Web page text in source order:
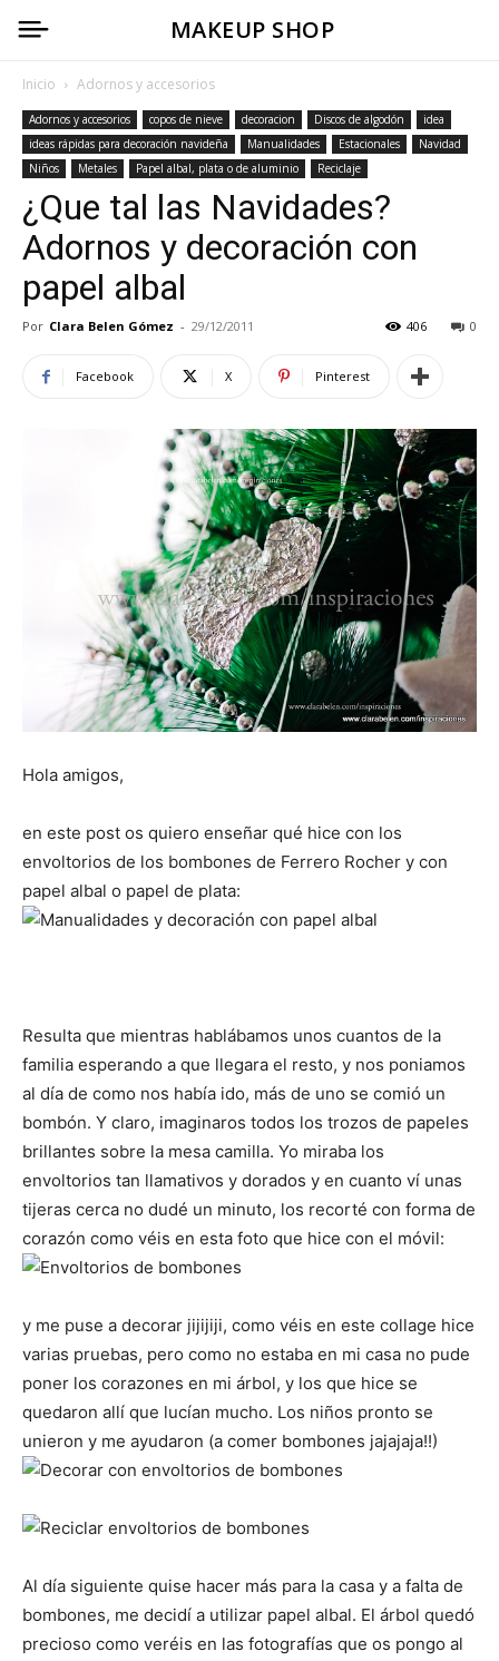
MAKEUP SHOP
Inicio Adornos y accesorios
Adornos y accesorios copos de nieve decoracion Discos de algodón
idea
ideas rápidas para decoración navideña
Manualidades Estacionales
Navidad
Niños
Metales Papel albal, plata o de aluminio Reciclaje
¿Que tal las Navidades?
Adornos y decoración con
papel albal
Por Clara Belen Gómez - 29/12/2011 0
406
Facebook X Pinterest
Hola amigos,
en este post os quiero enseñar qué hice con los
envoltorios de los bombones de Ferrero Rocher y con
papel albal o papel de plata:
Resulta que mientras hablábamos unos cuantos de la
familia esperando a que llegara el resto, y nos poniamos
al día de como nos había ido, más de uno se comió un
bombón. Y claro, imaginaros todos los trozos de papeles
brillantes sobre la mesa camilla. Yo miraba los
envoltorios tan llamativos y dorados y en cuanto ví unas
tijeras cerca no dudé un minuto, los recorté con forma de
corazón como véis en esta foto que hice con el móvil:
y me puse a decorar jijijiji, como véis en este collage hice
varias pruebas, pero como no estaba en mi casa no pude
poner los corazones en mi árbol, y los que hice se
quedaron allí que lucían mucho. Los niños pronto se
unieron y me ayudaron (a comer bombones jajajaja!!)
Al día siguiente quise hacer más para la casa y a falta de
bombones, me decidí a utilizar papel albal. El árbol quedó
precioso como veréis en las fotografías que os pongo al